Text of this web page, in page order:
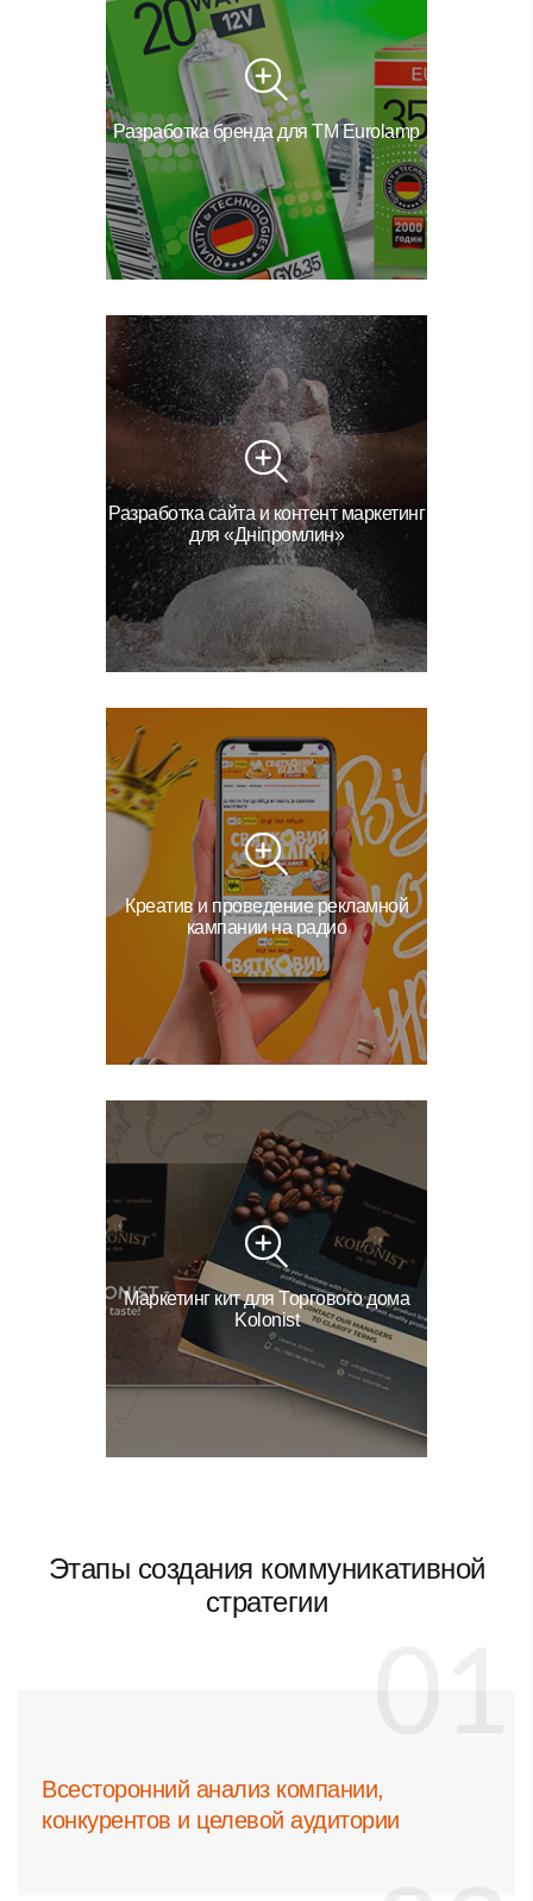
Разработка бренда для ТМ Eurolamp
Разработка сайта и контент маркетинг
для «Дніпромлин»
Креатив и проведение рекламной
кампании на радио
Маркетинг кит для Торгового дома
Kolonist
Этапы создания коммуникативной
стратегии
Всесторонний анализ компании,
конкурентов и целевой аудитории